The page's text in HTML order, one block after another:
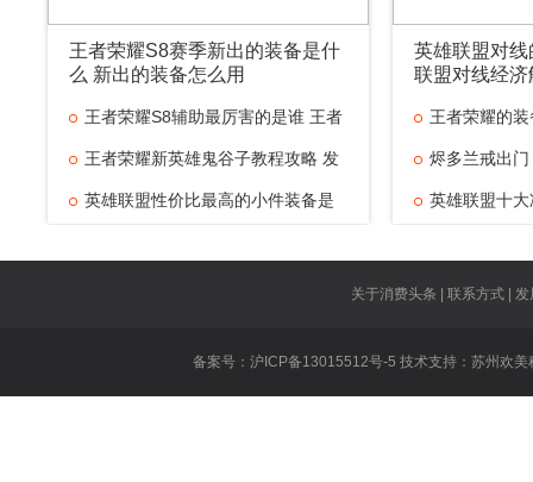
王者荣耀S8赛季新出的装备是什
么 新出的装备怎么用
王者荣耀S8辅助最厉害的是谁 王者
王者荣耀新英雄鬼谷子教程攻略 发
英雄联盟性价比最高的小件装备是
英雄联盟对
联盟对线经济
王者荣耀的
烬多兰戒出
英雄联盟十
王者荣耀技
王者荣耀遇
关于消费头条 | 联系方式 |
备案号：沪ICP备13015512号-5 技术支持： 苏州欢美